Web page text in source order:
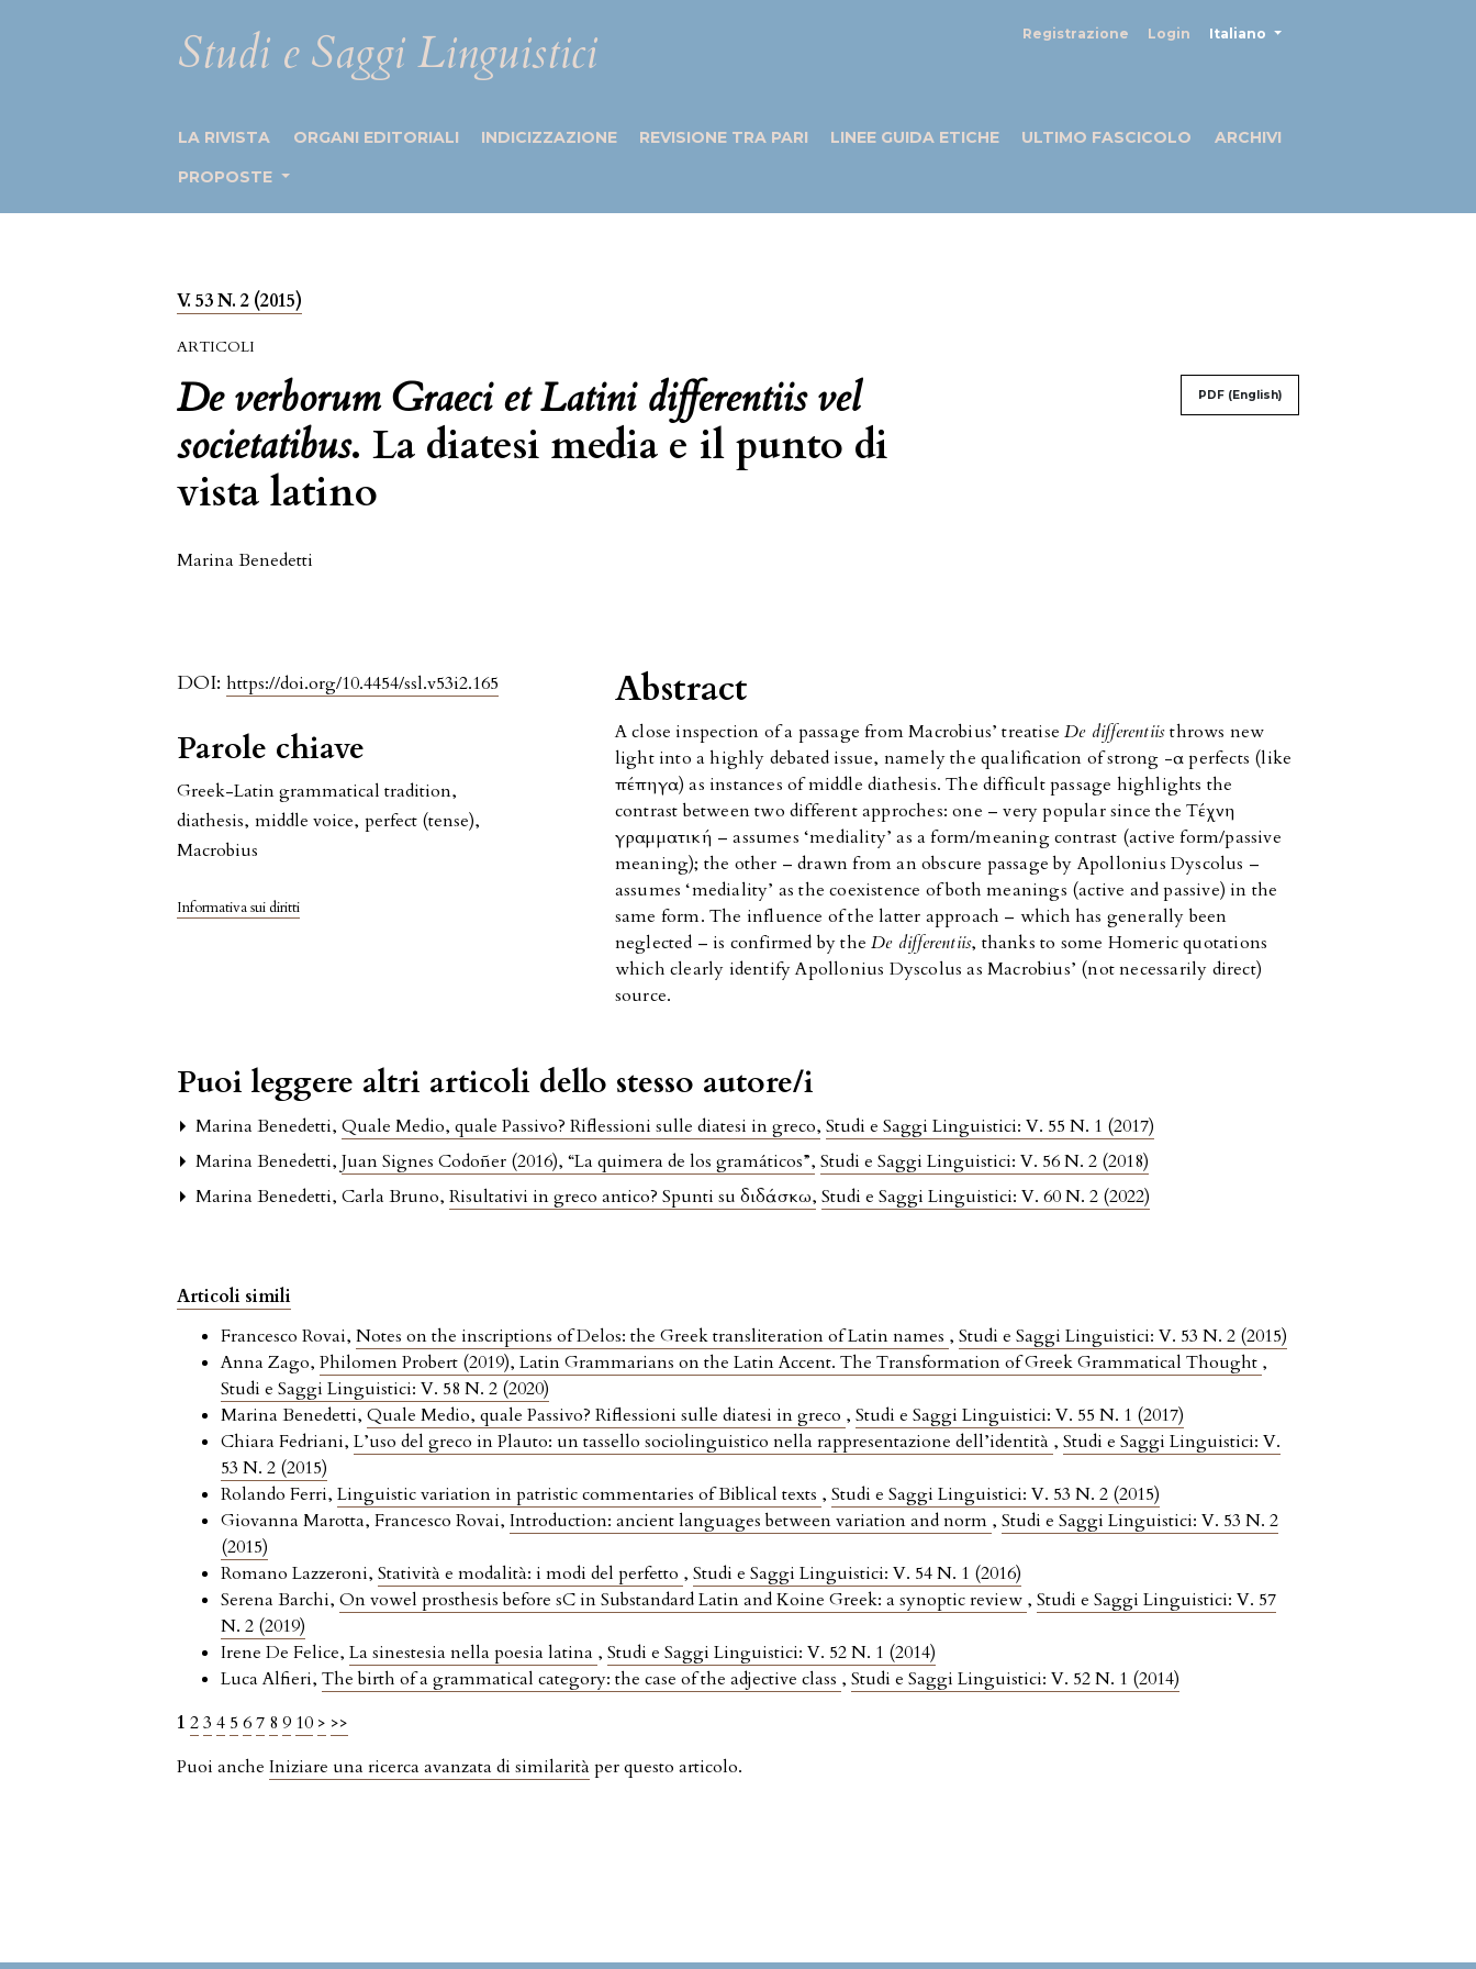
Studi e Saggi Linguistici Registrazione Login Italiano
LA RIVISTA ORGANI EDITORIALI INDICIZZAZIONE REVISIONE TRA PARI LINEE GUIDA ETICHE ULTIMO FASCICOLO
ARCHIVI
PROPOSTE
V. 53 N. 2 (2015)
ARTICOLI
De verborum Graeci et Latini differentiis vel
societatibus. La diatesi media e il punto di
vista latino
PDF (English)
Marina Benedetti
DOI:https://doi.org/10.4454/ssl.v53i2.165
Parole chiave
Greek-Latin grammatical tradition,
diathesis, middle voice, perfect (tense),
Macrobius
Informativa sui diritti
Abstract
A close inspection of a passage from Macrobius’ treatiseDe differentiisthrows new
light into a highly debated issue, namely the qualification of strong -α perfects (like
πέπηγα) as instances of middle diathesis. The difficult passage highlights the
contrast between two different approches: one – very popular since the Tέχνη
γραμματική – assumes ‘mediality’ as a form/meaning contrast (active form/passive
meaning); the other – drawn from an obscure passage by Apollonius Dyscolus –
assumes ‘mediality’ as the coexistence of both meanings (active and passive) in the
same form. The influence of the latter approach – which has generally been
neglected – is confirmed by theDe differentiis, thanks to some Homeric quotations
which clearly identify Apollonius Dyscolus as Macrobius’ (not necessarily direct)
source.
Puoi leggere altri articoli dello stesso autore/i
Marina Benedetti,Quale Medio, quale Passivo? Riflessioni sulle diatesi in greco,Studi e Saggi Linguistici: V. 55 N. 1 (2017)
Marina Benedetti,Juan Signes Codoñer (2016), “La quimera de los gramáticos”,Studi e Saggi Linguistici: V. 56 N. 2 (2018)
Marina Benedetti, Carla Bruno,Risultativi in greco antico? Spunti su διδάσκω,Studi e Saggi Linguistici: V. 60 N. 2 (2022)
Articoli simili
Francesco Rovai,Notes on the inscriptions of Delos: the Greek transliteration of Latin names ,Studi e Saggi Linguistici: V. 53 N. 2 (2015)
Anna Zago,Philomen Probert (2019), Latin Grammarians on the Latin Accent. The Transformation of Greek Grammatical Thought ,
Studi e Saggi Linguistici: V. 58 N. 2 (2020)
Marina Benedetti,Quale Medio, quale Passivo? Riflessioni sulle diatesi in greco ,Studi e Saggi Linguistici: V. 55 N. 1 (2017)
Chiara Fedriani,L’uso del greco in Plauto: un tassello sociolinguistico nella rappresentazione dell’identità ,Studi e Saggi Linguistici: V.
53 N. 2 (2015)
Rolando Ferri,Linguistic variation in patristic commentaries of Biblical texts ,Studi e Saggi Linguistici: V. 53 N. 2 (2015)
Giovanna Marotta, Francesco Rovai,Introduction: ancient languages between variation and norm ,Studi e Saggi Linguistici: V. 53 N. 2
(2015)
Romano Lazzeroni,Statività e modalità: i modi del perfetto ,Studi e Saggi Linguistici: V. 54 N. 1 (2016)
Serena Barchi,On vowel prosthesis before sC in Substandard Latin and Koine Greek: a synoptic review ,Studi e Saggi Linguistici: V. 57
N. 2 (2019)
Irene De Felice,La sinestesia nella poesia latina ,Studi e Saggi Linguistici: V. 52 N. 1 (2014)
Luca Alfieri,The birth of a grammatical category: the case of the adjective class ,Studi e Saggi Linguistici: V. 52 N. 1 (2014)
1 23 4 5 67 8 9 10 > >>
Puoi ancheIniziare una ricerca avanzata di similarità per questo articolo.